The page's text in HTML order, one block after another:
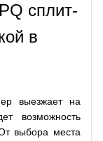
сплит-
в
выезжает на
возможность
выбора места